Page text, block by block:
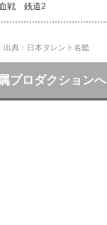
血戦 銭道2
出典：日本タレント名鑑
プロダクションへ